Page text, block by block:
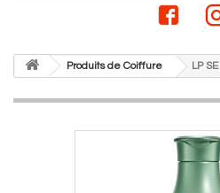
Produits de Coiffure LP